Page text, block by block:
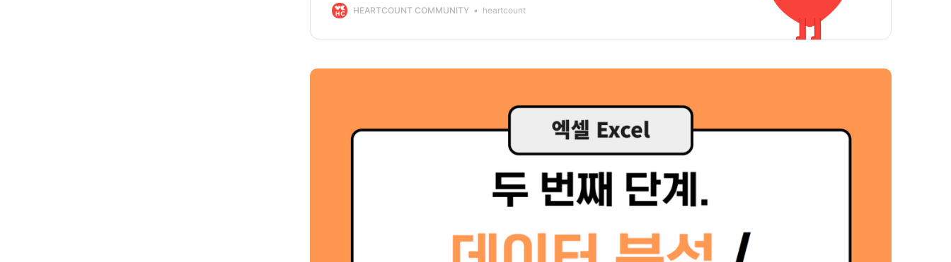
에는 약 세 편에 걸쳐서 엑셀을 통해서 데이터를 전처리하고 분석하여 보고에도 활용
하는 과정을 작성해 볼 예정입니다. (편수는
HEARTCOUNT COMMUNITY heartcount